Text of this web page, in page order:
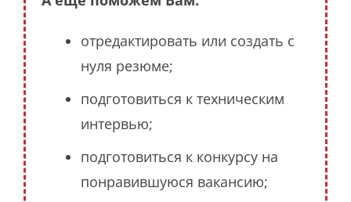
отредактировать или создать с
нуля резюме;
подготовиться к техническим
интервью;
подготовиться к конкурсу на
понравившуюся вакансию;